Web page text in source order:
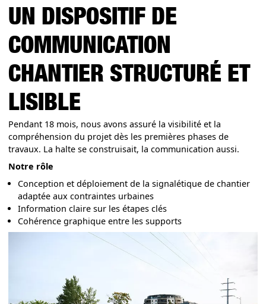
UN DISPOSITIF DE
COMMUNICATION
CHANTIER STRUCTURÉ ET
LISIBLE
Pendant 18 mois, nous avons assuré la visibilité et la
compréhension du projet dès les premières phases de
travaux. La halte se construisait, la communication aussi.
Notre rôle
Conception et déploiement de la signalétique de chantier
adaptée aux contraintes urbaines
Information claire sur les étapes clés
Cohérence graphique entre les supports